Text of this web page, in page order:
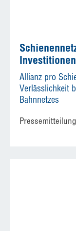
Allianz pro
Verlässlichkeit
Bahnnetzes